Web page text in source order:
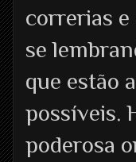
correrias e
se
que estão
possíveis.
poderosa